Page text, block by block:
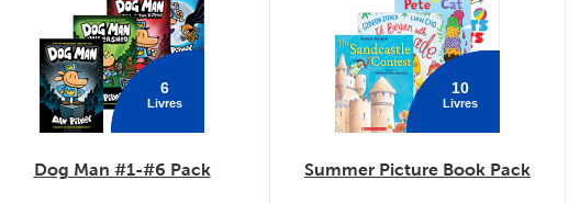
6
Livres
Dog Man #1-#6 Pack
10
Livres
Summer Picture Book Pack